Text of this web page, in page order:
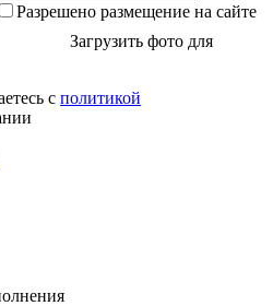
Разрешено размещение на сайте
Загрузить фото для
с политикой